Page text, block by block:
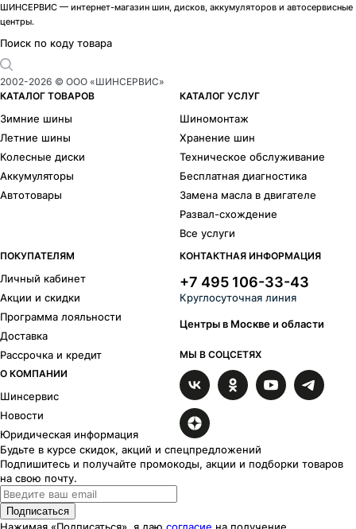
ШИНСЕРВИС — интернет-магазин шин, дисков, аккумуляторов и автосервисные
центры.
Поиск по коду товара
2002-2026 © ООО «ШИНСЕРВИС»
КАТАЛОГ ТОВАРОВ
Зимние шины
Летние шины
Колесные диски
Аккумуляторы
Автотовары
КАТАЛОГ УСЛУГ
Шиномонтаж
Хранение шин
Техническое обслуживание
Бесплатная диагностика
Замена масла в двигателе
Развал-схождение
Все услуги
ПОКУПАТЕЛЯМ
Личный кабинет
Акции и скидки
Программа лояльности
Доставка
Рассрочка и кредит
О КОМПАНИИ
Шинсервис
Новости
Юридическая информация
КОНТАКТНАЯ ИНФОРМАЦИЯ
+7 495 106-33-43
Круглосуточная линия
Центры в Москве и области
МЫ В СОЦСЕТЯХ
Будьте в курсе скидок, акций и спецпредложений
Подпишитесь и получайте промокоды, акции и подборки товаров
на свою почту.
Подписаться